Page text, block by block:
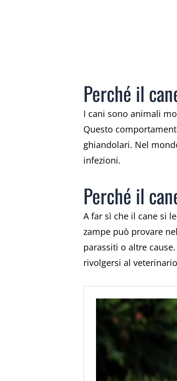
Perché il
I cani sono animali
Questo
ghiandolari. Nel
infezioni.
Perché il
A far sì che il cane si
zampe può provare
parassiti o altre
rivolgersi al